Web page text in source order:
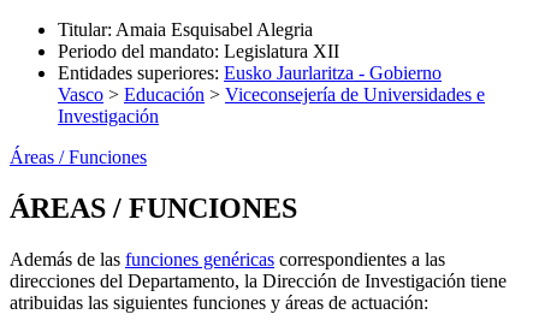
Titular: Amaia Esquisabel Alegria
Periodo del mandato: Legislatura XII
Entidades superiores: Eusko Jaurlaritza - Gobierno
Vasco > Educación > Viceconsejería de Universidades e
Investigación
Áreas / Funciones
ÁREAS / FUNCIONES
Además de las funciones genéricas correspondientes a las
direcciones del Departamento, la Dirección de Investigación tiene
atribuidas las siguientes funciones y áreas de actuación: